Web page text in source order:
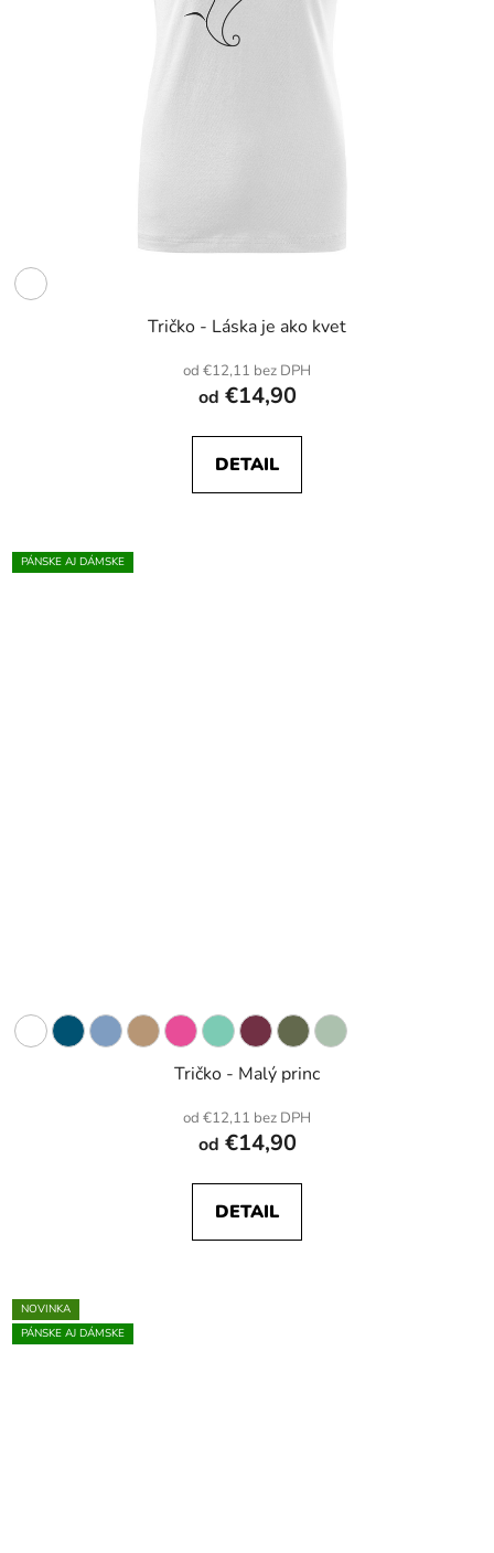
Tričko - Láska je ako kvet
od €12,11 bez DPH
od €14,90
DETAIL
PÁNSKE AJ DÁMSKE
Tričko - Malý princ
od €12,11 bez DPH
od €14,90
DETAIL
NOVINKA
PÁNSKE AJ DÁMSKE